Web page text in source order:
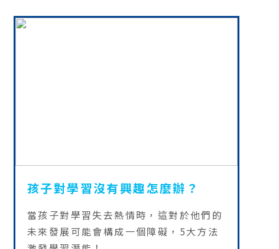
孩子對學習沒有興趣怎麼辦？
當孩子對學習失去熱情時，這對於他們的
未來發展可能會構成一個障礙，5大方法